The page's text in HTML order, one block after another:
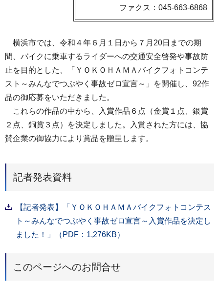
ファクス：045-663-6868
横浜市では、令和４年６月１日から７月20日までの期
間、バイクに乗車するライダーへの交通安全啓発や事故防
止を目的とした、「ＹＯＫＯＨＡＭＡバイクフォトコンテ
スト～みんなでつぶやく事故ゼロ宣言～」を開催し、92作
品の御応募をいただきました。
これらの作品の中から、入賞作品６点（金賞１点、銀賞
２点、銅賞３点）を決定しました。入賞された方には、協
賛企業の御協力により賞品を贈呈します。
記者発表資料
【記者発表】「ＹＯＫＯＨＡＭＡバイクフォトコンテス
ト～みんなでつぶやく事故ゼロ宣言～入賞作品を決定し
ました！」（PDF：1,276KB）
このページへのお問合せ